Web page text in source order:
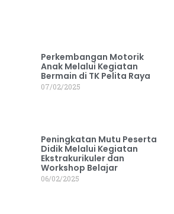
Perkembangan Motorik
Anak Melalui Kegiatan
Bermain di TK Pelita Raya
07/02/2025
Peningkatan Mutu Peserta
Didik Melalui Kegiatan
Ekstrakurikuler dan
Workshop Belajar
06/02/2025